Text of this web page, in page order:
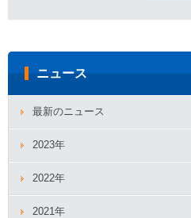
ニュース
最新のニュース
2023年
2022年
2021年